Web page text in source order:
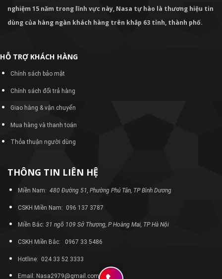
nghiệm 15 năm trong lĩnh vực này, Nasa tự hào là thương hiệu tin
dùng của hàng ngàn khách hàng trên khắp 63 tỉnh, thành phố.
HỖ TRỢ KHÁCH HÀNG
Chính sách bảo mật
Chính sách đổi trả hàng
Giao hàng & vận chuyển
Mua hàng và thanh toán
Thỏa thuận người dùng
THÔNG TIN LIÊN HỆ
Miền Nam: 480 Đường 51, Phường Phú Tân, TP Bình Dương
CSKH Miền Nam: 096 137 3787
Miền Bắc: 31 ngõ 109 Sở Thượng, P Hoàng Mai, TP Hà Nội
CSKH Miền Bắc: 0967 33 5486
Hotline: 024 33 52 3333
Email: Nasa2979@gmail.com